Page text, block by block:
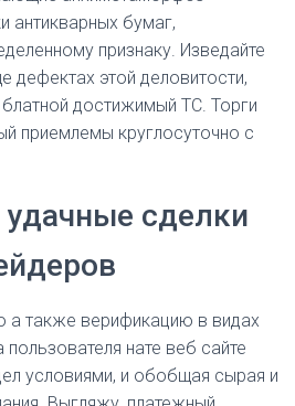
антикварных бумаг,
признаку. Изведайте
дефектах этой деловитости,
достижимый ТС. Торги
приемлемы круглосуточно с
сделки
а также верификацию в видах
нате веб сайте
условиями, и обобщая сырая и